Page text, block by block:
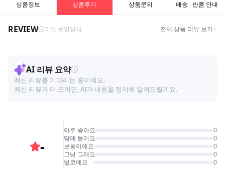
상품정보 상품후기 상품문의 배송 · 반품 안내